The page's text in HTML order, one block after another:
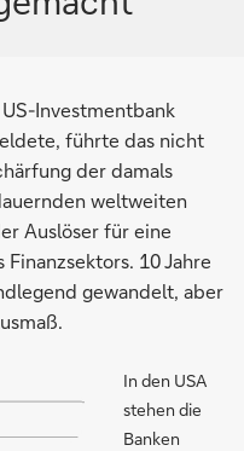
Investmentbank
führte das nicht
der damals
weltweiten
Auslöser für eine
10 Jahre
gewandelt, aber
In den USA
stehen die
Banken